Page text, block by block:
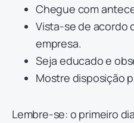
Chegue com
Vista-se de acordo
empresa.
Seja educado e
Mostre disposição
Lembre-se: o primeiro